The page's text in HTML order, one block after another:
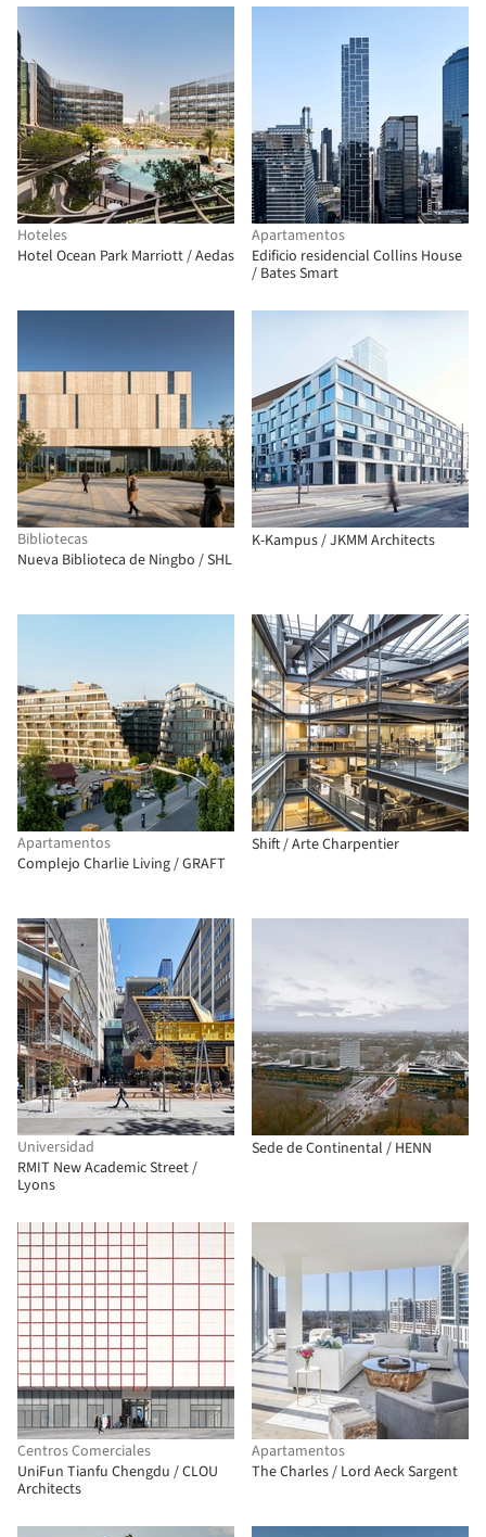
Hoteles
Hotel Ocean Park Marriott / Aedas
Apartamentos
Edificio residencial Collins House
/ Bates Smart
Bibliotecas
Nueva Biblioteca de Ningbo / SHL
K-Kampus / JKMM Architects
Apartamentos
Complejo Charlie Living / GRAFT
Shift / Arte Charpentier
Universidad
RMIT New Academic Street /
Lyons
Sede de Continental / HENN
Centros Comerciales
UniFun Tianfu Chengdu / CLOU
Architects
Apartamentos
The Charles / Lord Aeck Sargent